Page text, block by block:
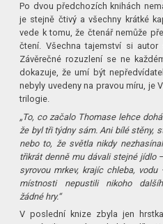
Po dvou předchozích knihách
je stejně čtivý a všechny krátké
vede k tomu, že čtenář nemůže
čtení. Všechna tajemství si
Závěrečné rozuzlení se ne
dokazuje, že umí být
nebyly uvedeny na pravou míru, je
trilogie.
„To, co začalo Thomase lehce
že byl tři týdny sám. Ani bílé stěny,
nebo to, že světla nikdy
třikrát denně mu dávali stejné jídlo
syrovou mrkev, krajíc chleba,
místnosti nepustili nikoho
žádné hry.“
V poslední knize zbyla jen